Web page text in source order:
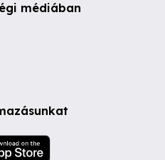
médiában